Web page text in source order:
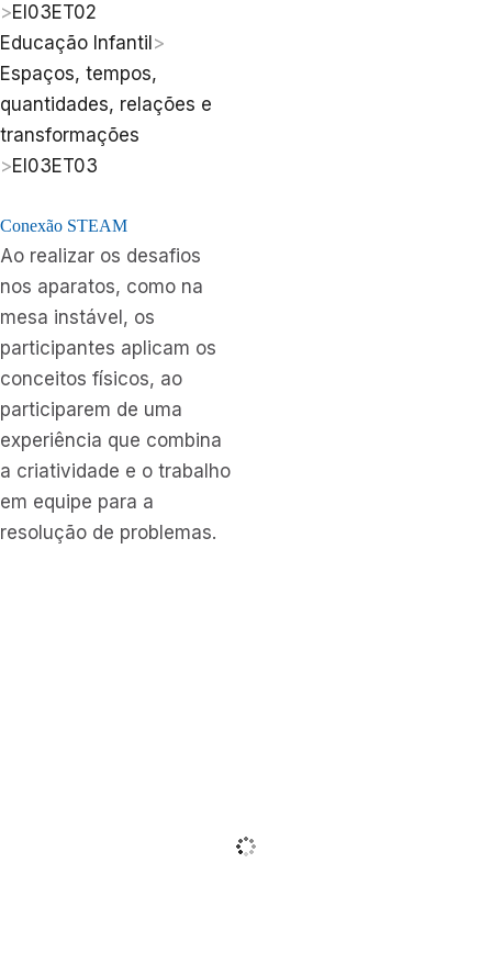
>EI03ET02
Educação Infantil >
Espaços, tempos,
quantidades, relações e
transformações
>EI03ET03
Conexão STEAM
Ao realizar os desafios
nos aparatos, como na
mesa instável, os
participantes aplicam os
conceitos físicos, ao
participarem de uma
experiência que combina
a criatividade e o trabalho
em equipe para a
resolução de problemas.